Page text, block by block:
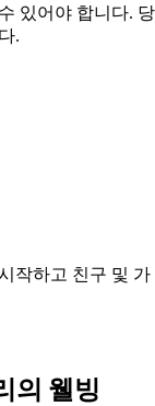
있어야 합니다. 당
.
작하고 친구 및 가
의 웰빙